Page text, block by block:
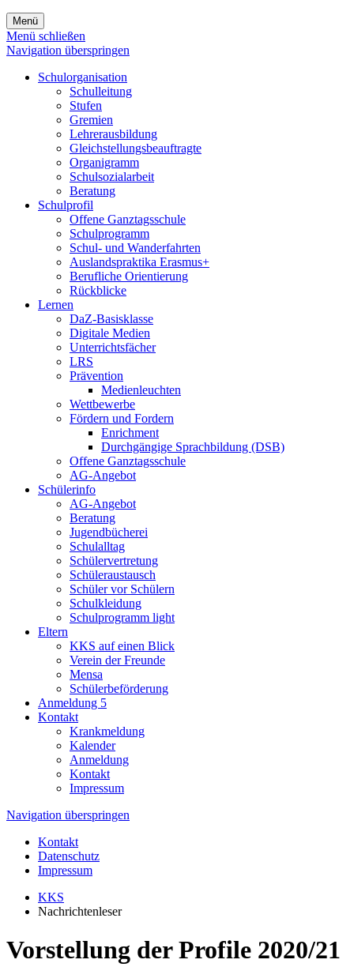
Menü
Menü schließen
Navigation überspringen
Schulorganisation
Schulleitung
Stufen
Gremien
Lehrerausbildung
Gleichstellungsbeauftragte
Organigramm
Schulsozialarbeit
Beratung
Schulprofil
Offene Ganztagsschule
Schulprogramm
Schul- und Wanderfahrten
Auslandspraktika Erasmus+
Berufliche Orientierung
Rückblicke
Lernen
DaZ-Basisklasse
Digitale Medien
Unterrichtsfächer
LRS
Prävention
Medienleuchten
Wettbewerbe
Fördern und Fordern
Enrichment
Durchgängige Sprachbildung (DSB)
Offene Ganztagsschule
AG-Angebot
Schülerinfo
AG-Angebot
Beratung
Jugendbücherei
Schulalltag
Schülervertretung
Schüleraustausch
Schüler vor Schülern
Schulkleidung
Schulprogramm light
Eltern
KKS auf einen Blick
Verein der Freunde
Mensa
Schülerbeförderung
Anmeldung 5
Kontakt
Krankmeldung
Kalender
Anmeldung
Kontakt
Impressum
Navigation überspringen
Kontakt
Datenschutz
Impressum
KKS
Nachrichtenleser
Vorstellung der Profile 2020/21